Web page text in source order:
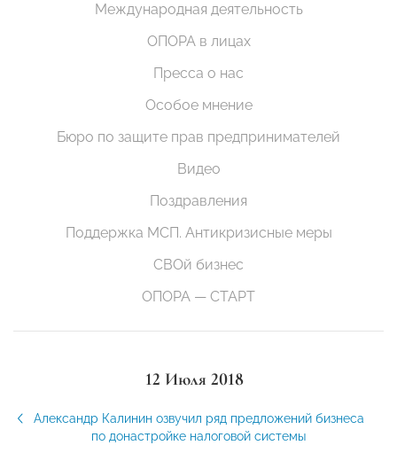
Международная деятельность
ОПОРА в лицах
Пресса о нас
Особое мнение
Бюро по защите прав предпринимателей
Видео
Поздравления
Поддержка МСП. Антикризисные меры
СВОй бизнес
ОПОРА — СТАРТ
12 Июля 2018
Александр Калинин озвучил ряд предложений бизнеса
по донастройке налоговой системы